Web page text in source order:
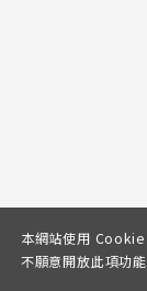
本網站使用 Cookie
不願意開放此項功